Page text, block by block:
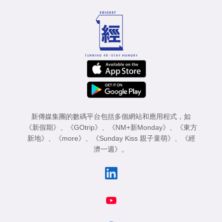
新傳媒集團的數碼平台包括多個網站和應用程式，如
《新假期》 、 《GOtrip》 、 《NM+新Monday》 、
《東方
新地》 、 《more》 、 《Sunday Kiss 親子童萌》 、
《經
濟一週》 。